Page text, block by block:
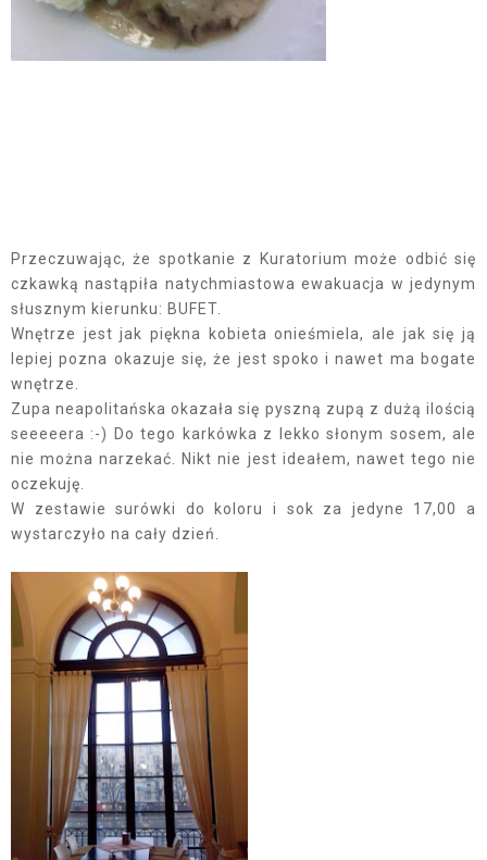
Przeczuwając, że spotkanie z Kuratorium może odbić się
czkawką nastąpiła natychmiastowa ewakuacja w jedynym
słusznym kierunku: BUFET.
Wnętrze jest jak piękna kobieta onieśmiela, ale jak się ją
lepiej pozna okazuje się, że jest spoko i nawet ma bogate
wnętrze.
Zupa neapolitańska okazała się pyszną zupą z dużą ilością
seeeeera :-) Do tego karkówka z lekko słonym sosem, ale
nie można narzekać. Nikt nie jest ideałem, nawet tego nie
oczekuję.
W zestawie surówki do koloru i sok za jedyne 17,00 a
wystarczyło na cały dzień.